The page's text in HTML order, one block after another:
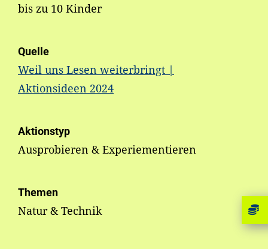
bis zu 10 Kinder
Quelle
Weil uns Lesen weiterbringt |
Aktionsideen 2024
Aktionstyp
Ausprobieren & Experiementieren
Themen
Natur & Technik